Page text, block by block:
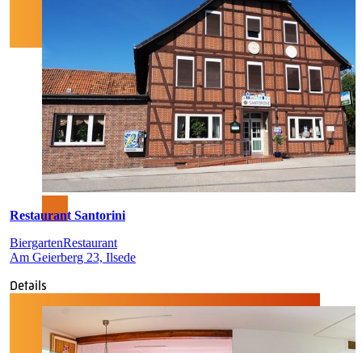
Restaurant Santorini
BiergartenRestaurant
Am Geierberg 23, Ilsede
Details